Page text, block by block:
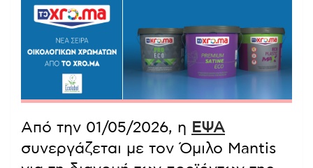
Από την 01/05/2026, η ΕΨΑ
συνεργάζεται με τον Όμιλο Mantis